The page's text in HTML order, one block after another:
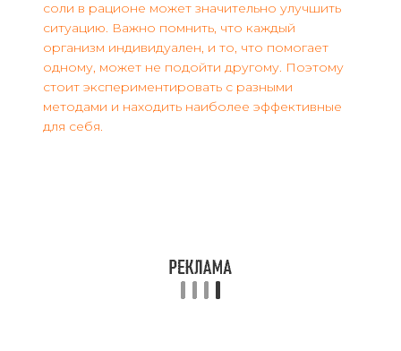
соли в рационе может значительно улучшить
ситуацию. Важно помнить, что каждый
организм индивидуален, и то, что помогает
одному, может не подойти другому. Поэтому
стоит экспериментировать с разными
методами и находить наиболее эффективные
для себя.